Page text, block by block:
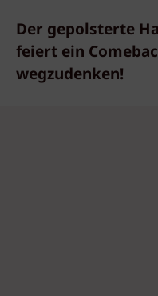
Der gepolsterte
feiert ein
wegzudenken!